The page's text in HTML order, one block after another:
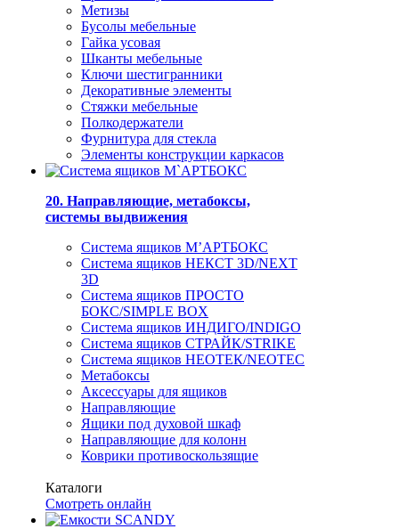
Метизы
Бусолы мебельные
Гайка усовая
Шканты мебельные
Ключи шестигранники
Декоративные элементы
Стяжки мебельные
Полкодержатели
Фурнитура для стекла
Элементы конструкции каркасов
20. Направляющие, метабоксы,
системы выдвижения
Система ящиков М’АРТБОКС
Система ящиков НЕКСТ 3D/NEXT
3D
Система ящиков ПРОСТО
БОКС/SIMPLE BOX
Система ящиков ИНДИГО/INDIGO
Система ящиков СТРАЙК/STRIKE
Система ящиков НЕОТЕК/NEOTEC
Метабоксы
Аксессуары для ящиков
Направляющие
Ящики под духовой шкаф
Направляющие для колонн
Коврики противоскользящие
Каталоги
Смотреть онлайн